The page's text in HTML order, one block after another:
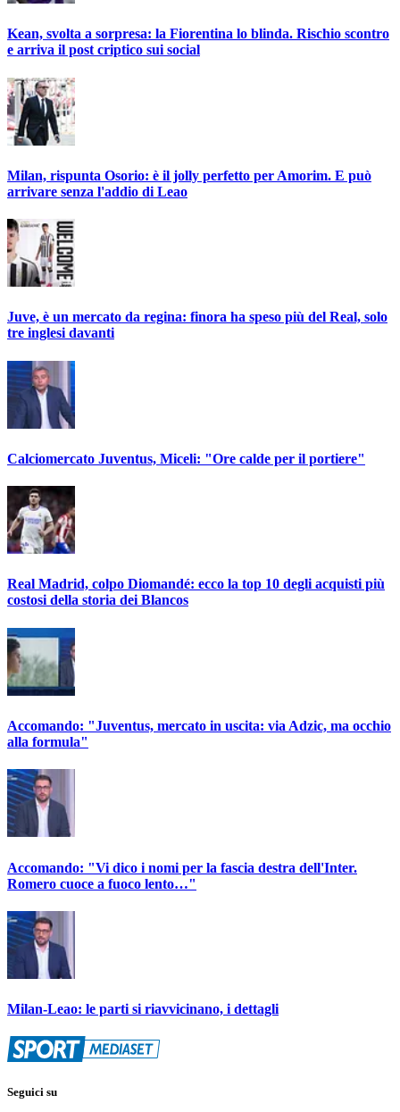
Kean, svolta a sorpresa: la Fiorentina lo blinda. Rischio scontro
e arriva il post criptico sui social
Milan, rispunta Osorio: è il jolly perfetto per Amorim. E può
arrivare senza l'addio di Leao
Juve, è un mercato da regina: finora ha speso più del Real, solo
tre inglesi davanti
Calciomercato Juventus, Miceli: "Ore calde per il portiere"
Real Madrid, colpo Diomandé: ecco la top 10 degli acquisti più
costosi della storia dei Blancos
Accomando: "Juventus, mercato in uscita: via Adzic, ma occhio
alla formula"
Accomando: "Vi dico i nomi per la fascia destra dell'Inter.
Romero cuoce a fuoco lento…"
Milan-Leao: le parti si riavvicinano, i dettagli
Seguici su